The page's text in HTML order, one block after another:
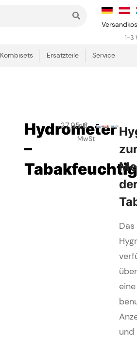
1-3
Kombisets Ersatzteile Service
Hydrometer
–
27,95€
inkl.
MwSt
Das
über
eine
und